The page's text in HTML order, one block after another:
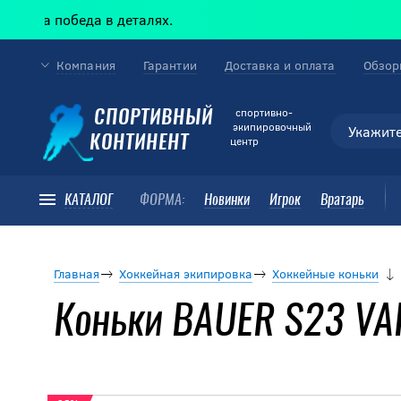
в деталях.
СПОРТИВНЫЙ
КОНТИНЕНТ
cпортивно-
экипировочный
центр
КАТАЛОГ ФОРМА: Новинки Игрок Вратарь
Компания Гарантии Доставка и оплата
Главная Хоккейная экипировка Хоккейные коньки
Коньки BAUER S23